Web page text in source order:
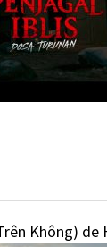
Không) de